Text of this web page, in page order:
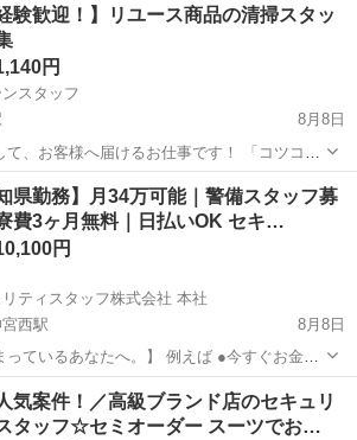
ば草むしり 誰にでもできるお仕事です １勤
験歓迎！】リユース商品の清掃スタッ
円
スタッフ
8月8日
客様へ届けるお仕事です！ 「コツコツ
除や整理整頓が得意」 「未経験でも始めら
そんな方を募集しています！ 店舗やネットシ
、気持...
社駅 清掃 スタッフ
県勤務】月34万可能｜警備スタッフ募
費3ヶ月無料｜日払いOK セキ…
円
ティスタッフ株式会社 本社
西駅
8月8日
たへ。】 例えば ●今すぐお金が
いる ●携帯が止まりそう ●家賃や税金が払
熱田神宮西駅 警備員 保証人
気案件！／高級ブランド店のセキュリ
タッフ☆セミオーダー スーツでお…